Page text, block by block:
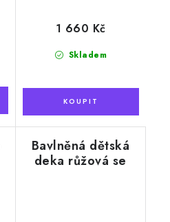
Skladem
1 660 Kč
Bavlněná dětská
deka růžová se